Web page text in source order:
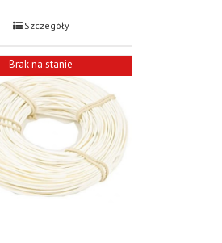
Szczegóły
Brak na stanie